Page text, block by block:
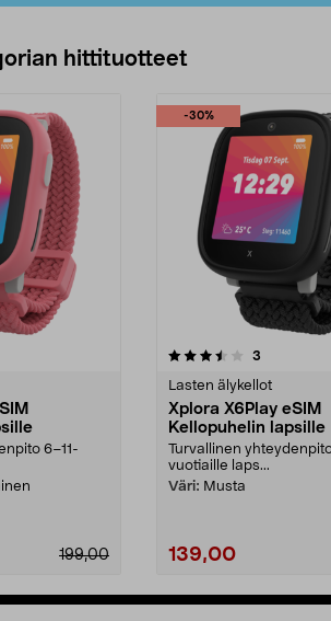
hittituotteet
6–11-
199,00
-30%
3
Lasten älykellot
Xplora X6Play eSIM
Kellopuhelin lapsille
Turvallinen
vuotiaille laps...
Väri: Musta
139,00
5.0 viidestä